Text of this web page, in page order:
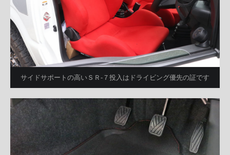
サイドサポートの高いＳＲ-７投入はドライビング優先の証です